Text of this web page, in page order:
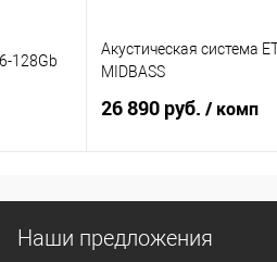
128Gb
Акустическая система
MIDBASS
26 890 руб. / комп
Наши предложения